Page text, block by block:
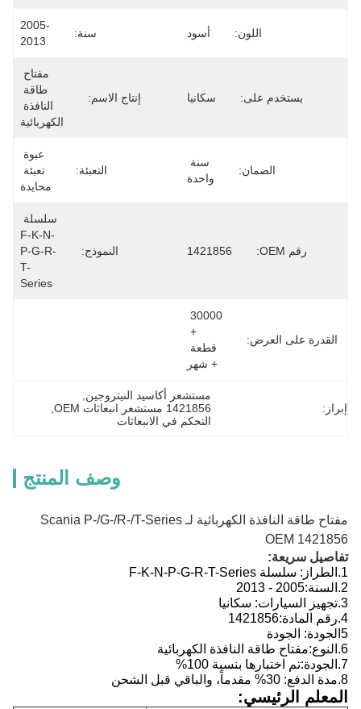
اللون: أسود سنة:
2005-
2013
يستخدم على: سكانيا إنتاج الاسم:
الكهربائية
الضمان:
واحدة
التعبئة:
محايدة
رقم OEM: 1421856 النموذج:
F-K-N-
P-G-R-
T-
Series
القدرة على العرض:
+ شهر
إبراز:
مستشعر أكاسيد النيتروجين
1421856 مستشعر انبعاثات OEM
التحكم في الانبعاثات
وصف المنتج
مفتاح طاقة النافذة الكهربائية لـ Scania P-/G-/R-/T-Series
OEM 1421856
تفاصيل سريعة:
1. الطراز: سلسلة F-K-N-P-G-R-T-Series
2. السنة:2005 - 2013
3. تجهيز السيارات: سكانيا
4. رقم المادة:1421856
5الجودة: الجودة
6. النوع:مفتاح طاقة النافذة الكهربائية
7. الجودة:تم اختبارها بنسبة 100%
8. مدة الدفع: 30% مقدماً، والباقي قبل الشحن
المعلم الرئيسي: